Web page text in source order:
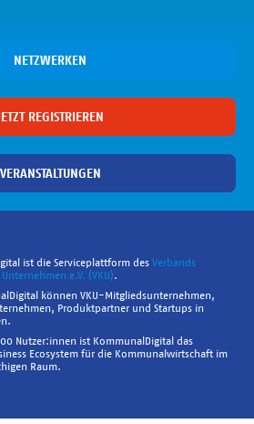
NETZWERKEN
REGISTRIEREN
VERANSTALTUNGEN
ist die Serviceplattform des Verbands
e.V. (VKU).
können VKU-Mitgliedsunternehmen,
Produktpartner und Startups in
Nutzer:innen ist KommunalDigital das
Ecosystem für die Kommunalwirtschaft im
Raum.